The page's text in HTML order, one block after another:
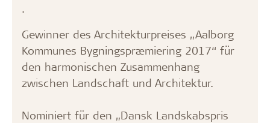
.
Gewinner des Architekturpreises „Aalborg
Kommunes Bygningspræmiering 2017“ für
den harmonischen Zusammenhang
zwischen Landschaft und Architektur.
Nominiert für den „Dansk Landskabspris